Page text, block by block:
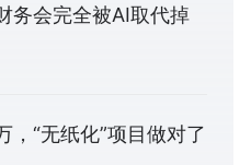
务会完全被AI取代掉
“无纸化”项目做对了